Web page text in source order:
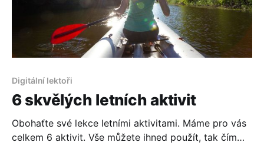
Digitální lektoři
6 skvělých letních aktivit
Obohaťte své lekce letními aktivitami. Máme pro vás
celkem 6 aktivit. Vše můžete ihned použít, tak čím